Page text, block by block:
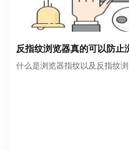
反指纹浏览器真的可以防止
什么是浏览器指纹以及反指纹